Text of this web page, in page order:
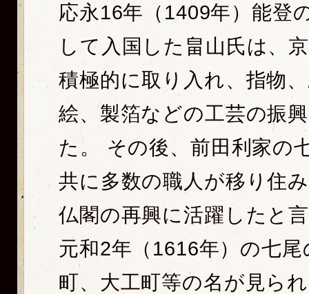
応永16年（1409年）能登
して入国した畠山氏は、
積極的に取り入れ、指物
絵、製箔などの工芸の振
た。 その後、前田利家の
共に多数の職人が移り住
仏閣の再興に活躍したと
元和2年（1616年）の七
町、大工町等の名が見ら